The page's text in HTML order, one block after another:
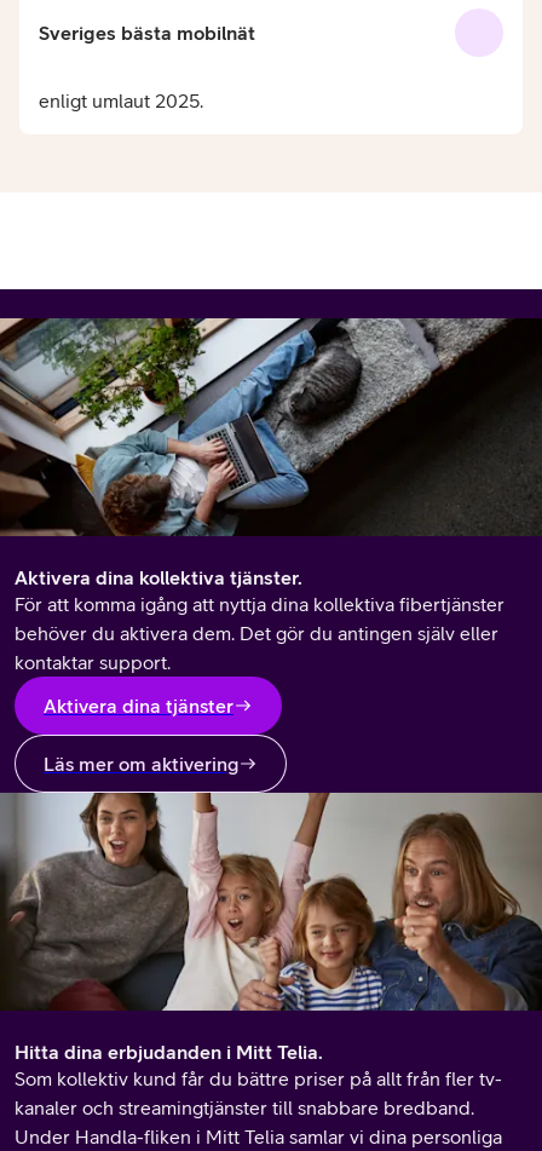
Sveriges bästa mobilnät
enligt umlaut 2025.
Aktivera dina kollektiva tjänster.
För att komma igång att nyttja dina kollektiva fibertjänster
behöver du aktivera dem. Det gör du antingen själv eller
kontaktar support.
Aktivera dina tjänster
Läs mer om aktivering
Hitta dina erbjudanden i Mitt Telia.
Som kollektiv kund får du bättre priser på allt från fler tv-
kanaler och streamingtjänster till snabbare bredband.
Under Handla-fliken i Mitt Telia samlar vi dina personliga